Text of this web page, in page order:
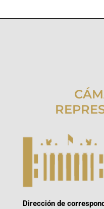
Dirección de